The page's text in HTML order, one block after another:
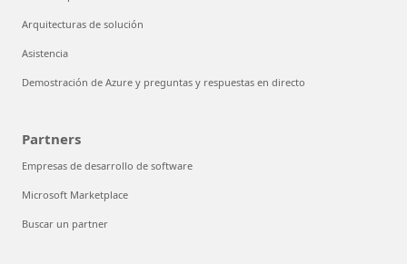
Arquitecturas de solución
Asistencia
Demostración de Azure y preguntas y respuestas en directo
Partners
Empresas de desarrollo de software
Microsoft Marketplace
Buscar un partner